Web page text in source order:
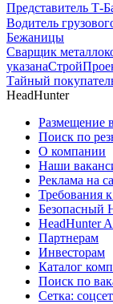
Представитель Т-
Водитель
Бежаницы
Сварщик
указана
Тайный
HeadHunter
Размещение
Поиск по
О компании
Наши
Реклама на
Требования
Безопасный
HeadHunter
Партнерам
Инвесторам
Каталог
Поиск по
Сетка: